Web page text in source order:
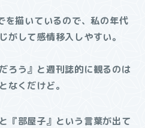
描いているので、私の年代
がして感情移入しやすい。
ろう』と週刊誌的に観るのは
なくだけど。
『部屋子』という言葉が出て